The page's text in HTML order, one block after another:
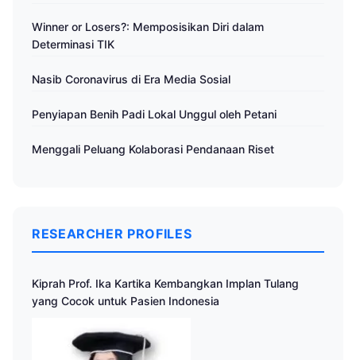
Winner or Losers?: Memposisikan Diri dalam
Determinasi TIK
Nasib Coronavirus di Era Media Sosial
Penyiapan Benih Padi Lokal Unggul oleh Petani
Menggali Peluang Kolaborasi Pendanaan Riset
RESEARCHER PROFILES
Kiprah Prof. Ika Kartika Kembangkan Implan Tulang
yang Cocok untuk Pasien Indonesia